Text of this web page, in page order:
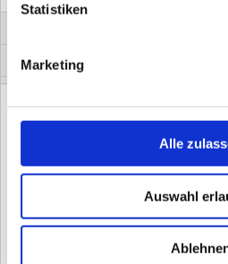
Statistiken
Marketing
Alle
Auswahl
Produktsicherheit
Unser YETI Waldkaffee
Westen Äthiopiens, aktuell aus
und Jimma- Gomma. In großer
gedeiht dieser Waldkaffee von
Qualität und
Aroma. Der Arbeit in solchen